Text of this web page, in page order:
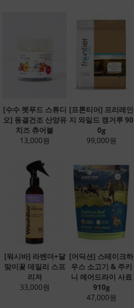
[수수 펫푸드 스튜디
오] 동결건조 산양유
치즈 츄어블
13,000원
[프론티어] 프리레인
지 와일드 캥거루 90
0g
99,000원
[워시바] 라벤더+달
맞이꽃 데일리 스프
리저
33,000원
[어딕션] 스테이크하
우스 소고기 & 주키
니 에어드라이 사료
910g
47,000원